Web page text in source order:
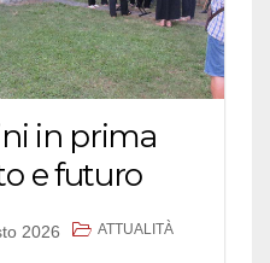
in prima
e futuro
2026 ATTUALITÀ